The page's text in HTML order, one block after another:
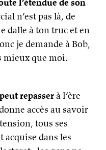
n’est pas là, de
dalle à ton truc et en
je demande à Bob,
mieux que moi.
repasserà l’ère
accès au savoir
tous ses
acquise dans les